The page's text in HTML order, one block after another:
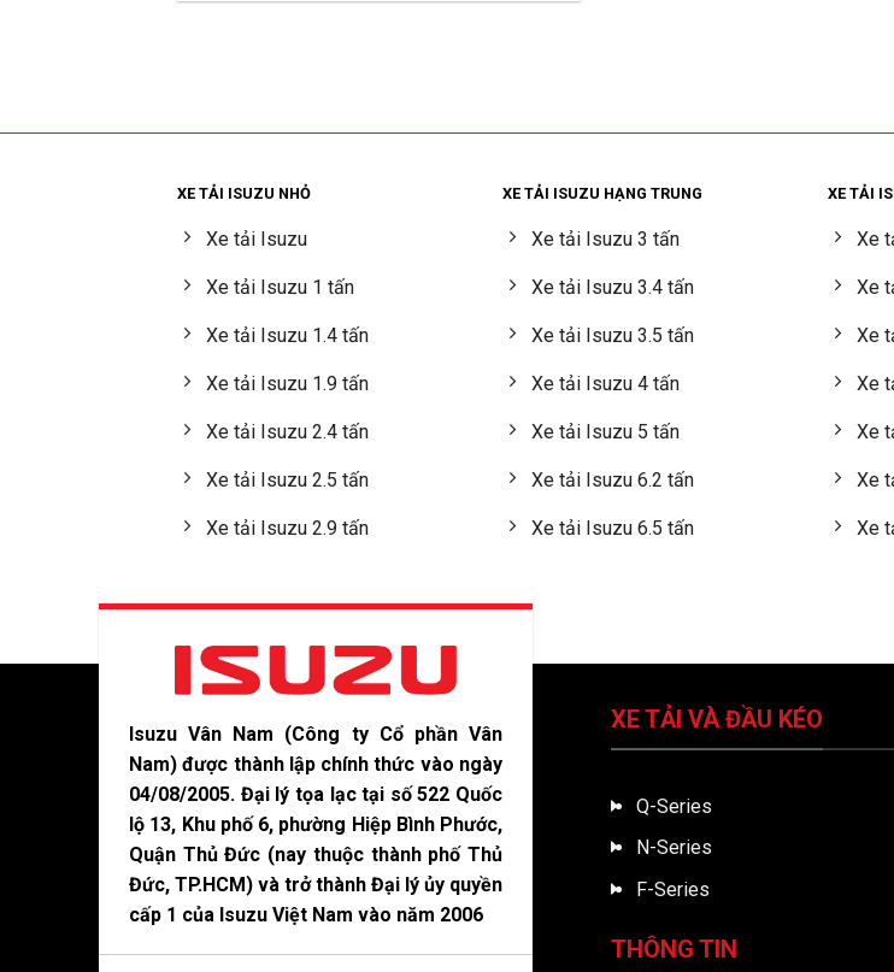
XE TẢI ISUZU NHỎ
Xe tải Isuzu
Xe tải Isuzu 1 tấn
Xe tải Isuzu 1.4 tấn
Xe tải Isuzu 1.9 tấn
Xe tải Isuzu 2.4 tấn
Xe tải Isuzu 2.5 tấn
Xe tải Isuzu 2.9 tấn
XE TẢI ISUZU HẠNG TRUNG
Xe tải Isuzu 3 tấn
Xe tải Isuzu 3.4 tấn
Xe tải Isuzu 3.5 tấn
Xe tải Isuzu 4 tấn
Xe tải Isuzu 5 tấn
Xe tải Isuzu 6.2 tấn
Xe tải Isuzu 6.5 tấn
XE TẢI
Xe
Xe
Xe
Xe
Xe
Xe
Xe
Isuzu Vân Nam (Công ty Cổ phần Vân
Nam) được thành lập chính thức vào ngày
04/08/2005. Đại lý tọa lạc tại số 522 Quốc
lộ 13, Khu phố 6, phường Hiệp Bình Phước,
Quận Thủ Đức (nay thuộc thành phố Thủ
Đức, TP.HCM) và trở thành Đại lý ủy quyền
cấp 1 của Isuzu Việt Nam vào năm 2006
XE TẢI VÀ ĐẦU KÉO
Q-Series
N-Series
F-Series
THÔNG TIN